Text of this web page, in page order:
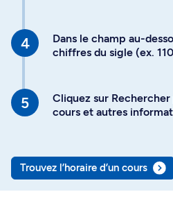
Dans le champ au-
chiffres du sigle (ex.
Cliquez sur
cours et autres
Trouvez l’horaire d’un cours